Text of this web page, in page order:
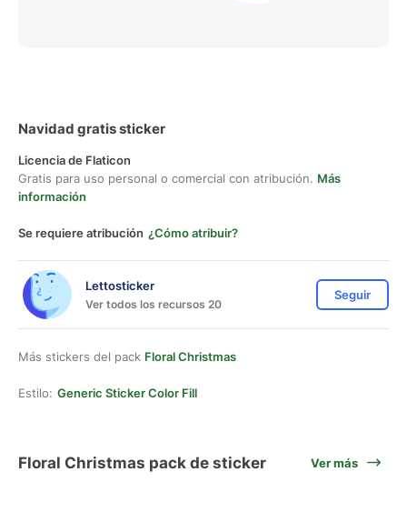
Navidad gratis sticker
Licencia de Flaticon
Gratis para uso personal o comercial con atribución. Más
información
Se requiere atribución ¿Cómo atribuir?
Lettosticker
Ver todos los recursos 20
Seguir
Más stickers del pack Floral Christmas
Estilo: Generic Sticker Color Fill
Floral Christmas pack de sticker Ver más